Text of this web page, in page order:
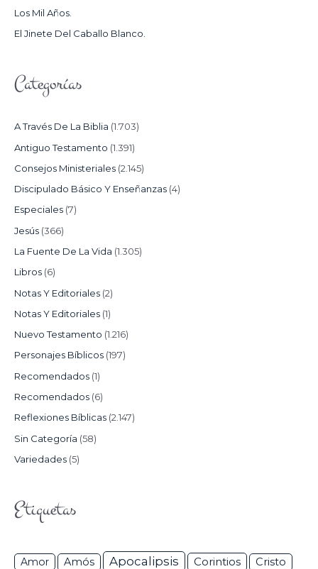
:Los Mil Años.
El Jinete Del Caballo Blanco.
Categorías
A Través De La Biblia (1.703)
Antiguo Testamento (1.391)
Consejos Ministeriales (2.145)
Discipulado Básico Y Enseñanzas (4)
Especiales (7)
Jesús (366)
La Fuente De La Vida (1.305)
Libros (6)
Notas Y Editoriales (2)
Notas Y Editoriales (1)
Nuevo Testamento (1.216)
Personajes Bíblicos (197)
Recomendados (1)
Recomendados (6)
Reflexiones Bíblicas (2.147)
Sin Categoría (58)
Variedades (5)
Etiquetas
Amor Amós Apocalipsis Corintios Cristo